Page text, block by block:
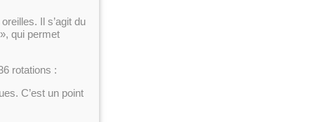
Il s’agit du
qui permet
rotations :
C’est un point